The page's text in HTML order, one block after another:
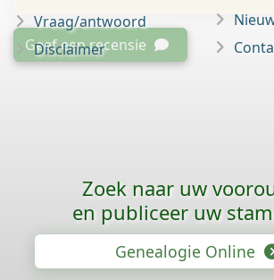
Geef een recensie
Vraag/antwoord
Disclaimer
Zoek naar uw
en publiceer uw
Genealogie Online